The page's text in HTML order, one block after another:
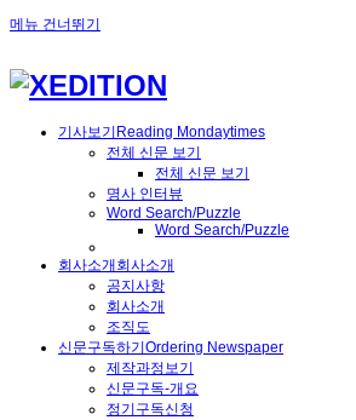
메뉴 건너뛰기
기사보기 Reading Mondaytimes
전체 신문 보기
전체 신문 보기
명사 인터뷰
Word Search/Puzzle
Word Search/Puzzle
회사소개 회사소개
공지사항
회사소개
조직도
신문구독하기 Ordering Newspaper
제작과정보기
신문구독-개요
정기구독신청